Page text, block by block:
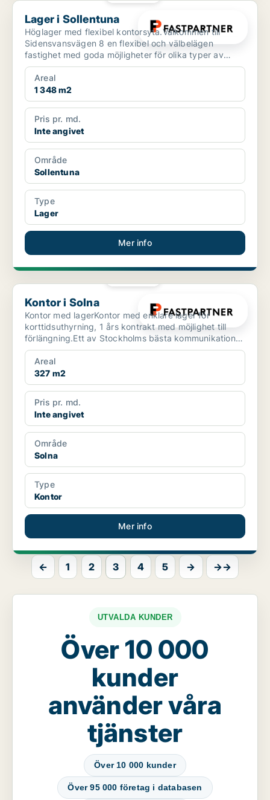
Lager i Sollentuna
Lager i Sollentuna
Höglager med flexibel kontorsyta.Välkommen till
Sidensvansvägen 8 en flexibel och välbelägen
fastighet med goda möjligheter för olika typer av
verksamheter. ...
Areal
1 348 m2
Pris pr. md.
Inte angivet
Område
Sollentuna
Type
Lager
Mer info
Kontor i Solna
Kontor i Solna
Kontor med lagerKontor med enklare lager för
korttidsuthyrning, 1 års kontrakt med möjlighet till
förlängning.Ett av Stockholms bästa kommunikations
läge.Ett...
Areal
327 m2
Pris pr. md.
Inte angivet
Område
Solna
Type
Kontor
Mer info
← 1 2 3 4 5 → →→
UTVALDA KUNDER
Över 10 000
kunder
använder våra
tjänster
Över 10 000 kunder
Över 95 000 företag i databasen